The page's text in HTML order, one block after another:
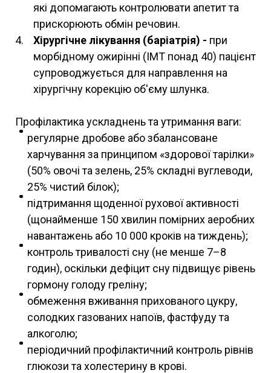
які допомагають контролювати апетит та
прискорюють обмін речовин.
Хірургічне лікування (баріатрія) - при
морбідному ожирінні (ІМТ понад 40) пацієнт
супроводжується для направлення на
хірургічну корекцію об'єму шлунка.
Профілактика ускладнень та утримання ваги:
регулярне дробове або збалансоване
харчування за принципом «здорової тарілки»
(50% овочі та зелень, 25% складні вуглеводи,
25% чистий білок);
підтримання щоденної рухової активності
(щонайменше 150 хвилин помірних аеробних
навантажень або 10 000 кроків на тиждень);
контроль тривалості сну (не менше 7–8
годин), оскільки дефіцит сну підвищує рівень
гормону голоду греліну;
обмеження вживання прихованого цукру,
солодких газованих напоїв, фастфуду та
алкоголю;
періодичний профілактичний контроль рівнів
глюкози та холестерину в крові.